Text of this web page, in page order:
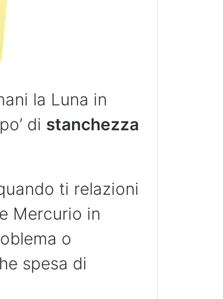
la Luna in
di stanchezza
ti relazioni
Mercurio in
o
spesa di